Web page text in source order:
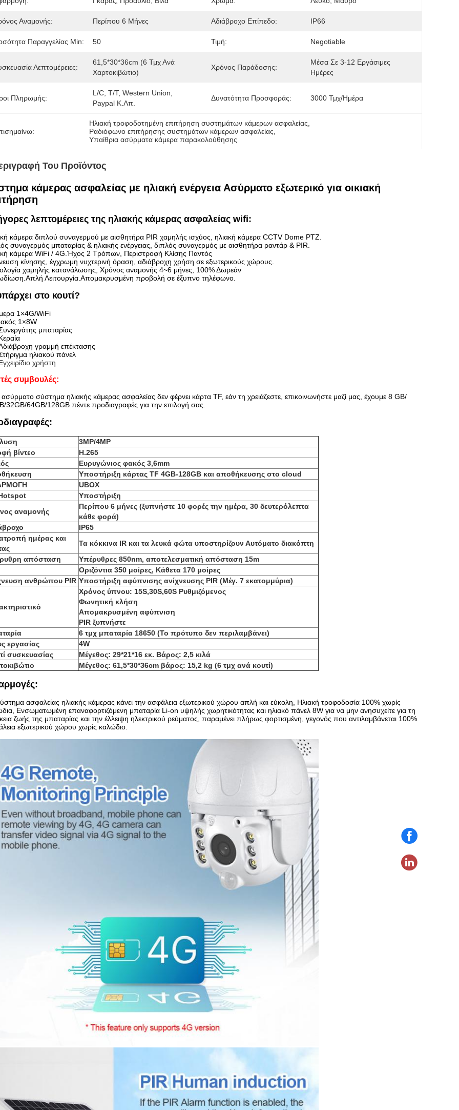
Αναμονής: Περίπου 6 Μήνες Αδιάβροχο Επίπεδο: IP66
Παραγγελίας Min: 50 Τιμή: Negotiable
Λεπτομέρειες:
61,5*30*36cm (6 Τμχ Ανά
Χαρτοκιβώτιο)
Χρόνος Παράδοσης:
Μέσα Σε 3-12 Εργάσιμες
Ημέρες
Πληρωμής:
L/C, T/T, Western Union,
Paypal Κ.λπ.
Δυνατότητα Προσφοράς: 3000 Τμχ/ημέρα
Ηλιακή τροφοδοτημένη επιτήρηση συστημάτων κάμερων ασφαλείας
Ραδιόφωνο επιτήρησης συστημάτων κάμερων ασφαλείας
Υπαίθρια ασύρματα κάμερα παρακολούθησης
Του Προϊόντος
κάμερας ασφαλείας με ηλιακή ενέργεια Ασύρματο εξωτερικό για οικιακή
λεπτομέρειες της ηλιακής κάμερας ασφαλείας wifi:
κάμερα διπλού συναγερμού με αισθητήρα PIR χαμηλής ισχύος, ηλιακή κάμερα CCTV Dome PTZ.
συναγερμός μπαταρίας & ηλιακής ενέργειας, διπλός συναγερμός με αισθητήρα ραντάρ & PIR.
κάμερα WiFi / 4G.Ήχος 2 Τρόπων, Περιστροφή Κλίσης Παντός
κίνησης, έγχρωμη νυχτερινή όραση, αδιάβροχη χρήση σε εξωτερικούς χώρους.
χαμηλής κατανάλωσης, Χρόνος αναμονής 4~6 μήνες, 100% Δωρεάν
Λειτουργία.Απομακρυσμένη προβολή σε έξυπνο τηλέφωνο.
στο κουτί?
1×4G/WiFi
1×8W
μπαταρίας
γραμμή επέκτασης
ηλιακού πάνελ
χρήστη
συμβουλές:
σύστημα ηλιακής κάμερας ασφαλείας δεν φέρνει κάρτα TF, εάν τη χρειάζεστε, επικοινωνήστε μαζί μας, έχουμε 8 GB/
32GB/64GB/128GB πέντε προδιαγραφές για την επιλογή σας.
3MP/4MP
βίντεο
H.265
Ευρυγώνιος φακός 3,6mm
Υποστήριξη κάρτας TF 4GB-128GB και αποθήκευσης στο cloud
UBOX
Υποστήριξη
αναμονής
Περίπου 6 μήνες (ξυπνήστε 10 φορές την ημέρα, 30 δευτερόλεπτα
κάθε φορά)
IP65
ημέρας και
Τα κόκκινα IR και τα λευκά φώτα υποστηρίζουν Αυτόματο διακόπτη
απόσταση
Υπέρυθρες 850nm, αποτελεσματική απόσταση 15m
Οριζόντια 350 μοίρες, Κάθετα 170 μοίρες
ανθρώπου PIR Υποστήριξη αφύπνισης ανίχνευσης PIR (Μέγ. 7 εκατομμύρια)
Χρόνος ύπνου: 15S,30S,60S Ρυθμιζόμενος
Φωνητική κλήση
Απομακρυσμένη αφύπνιση
PIR ξυπνήστε
6 τμχ μπαταρία 18650 (Το πρότυπο δεν περιλαμβάνει)
εργασίας
4W
συσκευασίας
Μέγεθος: 29*21*16 εκ. Βάρος: 2,5 κιλά
Μέγεθος: 61,5*30*36cm βάρος: 15,2 kg (6 τμχ ανά κουτί)
ασφαλείας ηλιακής κάμερας κάνει την ασφάλεια εξωτερικού χώρου απλή και εύκολη, Ηλιακή τροφοδοσία 100% χωρίς
Ενσωματωμένη επαναφορτιζόμενη μπαταρία Li-on υψηλής χωρητικότητας και ηλιακό πάνελ 8W για να μην ανησυχείτε για τη
ζωής της μπαταρίας και την έλλειψη ηλεκτρικού ρεύματος, παραμένει πλήρως φορτισμένη, γεγονός που αντιλαμβάνεται 100%
εξωτερικού χώρου χωρίς καλώδιο.